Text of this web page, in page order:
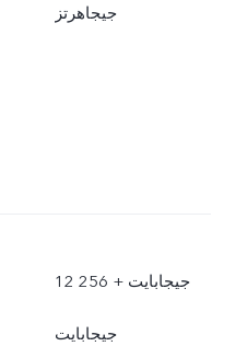
جيجاهرتز
12 جيجابايت + 256
جيجابايت